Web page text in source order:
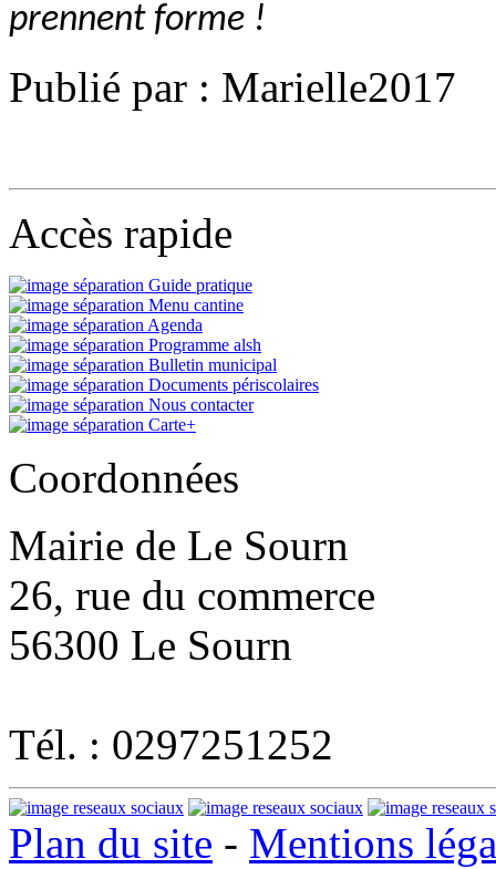
prennent forme !
Publié par : Marielle2017
Accès rapide
Guide pratique
Menu cantine
Agenda
Programme alsh
Bulletin municipal
Documents périscolaires
Nous contacter
Carte+
Coordonnées
Mairie de Le Sourn
26, rue du commerce
56300 Le Sourn
Tél. : 0297251252
Plan du site - Mentions